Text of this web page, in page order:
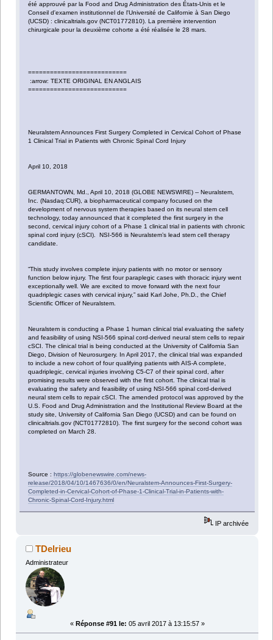
été approuvé par la Food and Drug Administration des États-Unis et le
Conseil d'examen institutionnel de l'Université de Californie à San Diego
(UCSD) : clinicaltrials.gov (NCT01772810). La première intervention
chirurgicale pour la deuxième cohorte a été réalisée le 28 mars.
===========================
:arrow: TEXTE ORIGINAL EN ANGLAIS
===========================
Neuralstem Announces First Surgery Completed in Cervical Cohort of Phase
1 Clinical Trial in Patients with Chronic Spinal Cord Injury
April 10, 2018
GERMANTOWN, Md., April 10, 2018 (GLOBE NEWSWIRE) -- Neuralstem,
Inc. (Nasdaq:CUR), a biopharmaceutical company focused on the
development of nervous system therapies based on its neural stem cell
technology, today announced that it completed the first surgery in the
second, cervical injury cohort of a Phase 1 clinical trial in patients with chronic
spinal cord injury (cSCI). NSI-566 is Neuralstem’s lead stem cell therapy
candidate.
“This study involves complete injury patients with no motor or sensory
function below injury. The first four paraplegic cases with thoracic injury went
exceptionally well. We are excited to move forward with the next four
quadriplegic cases with cervical injury,” said Karl Johe, Ph.D., the Chief
Scientific Officer of Neuralstem.
Neuralstem is conducting a Phase 1 human clinical trial evaluating the safety
and feasibility of using NSI-566 spinal cord-derived neural stem cells to repair
cSCI. The clinical trial is being conducted at the University of California San
Diego, Division of Neurosurgery. In April 2017, the clinical trial was expanded
to include a new cohort of four qualifying patients with AIS-A complete,
quadriplegic, cervical injuries involving C5-C7 of their spinal cord, after
promising results were observed with the first cohort. The clinical trial is
evaluating the safety and feasibility of using NSI-566 spinal cord-derived
neural stem cells to repair cSCI. The amended protocol was approved by the
U.S. Food and Drug Administration and the Institutional Review Board at the
study site, University of California San Diego (UCSD) and can be found on
clinicaltrials.gov (NCT01772810). The first surgery for the second cohort was
completed on March 28.
Source :https://globenewswire.com/news-
release/2018/04/10/1467636/0/en/Neuralstem-Announces-First-Surgery-
Completed-in-Cervical-Cohort-of-Phase-1-Clinical-Trial-in-Patients-with-
Chronic-Spinal-Cord-Injury.html
IP archivée
TDelrieu
Administrateur
« Réponse #91 le: 05 avril 2017 à 13:15:57 »